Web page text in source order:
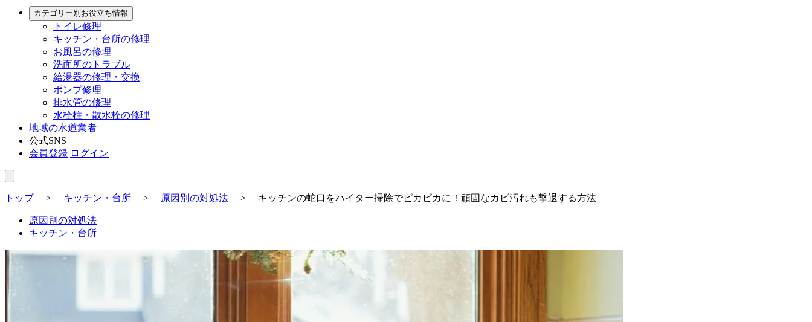
カテゴリー別お役立ち情報
トイレ修理
キッチン・台所の修理
お風呂の修理
洗面所のトラブル
給湯器の修理・交換
ポンプ修理
排水管の修理
水栓柱・散水栓の修理
地域の水道業者
公式SNS
会員登録 ログイン
トップ> キッチン・台所 > 原因別の対処法 > キッチンの蛇口をハイター掃除でピカピカに！頑固なカビ汚れも撃退する方法
原因別の対処法
キッチン・台所